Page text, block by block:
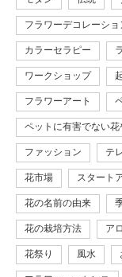
フラワーデコレーショ
カラーセラピー
ワークショップ
フラワーアート
ペットに有害でない花
ファッション テ
花市場 スタート
花の名前の由来
花の栽培方法 ア
花祭り 風水